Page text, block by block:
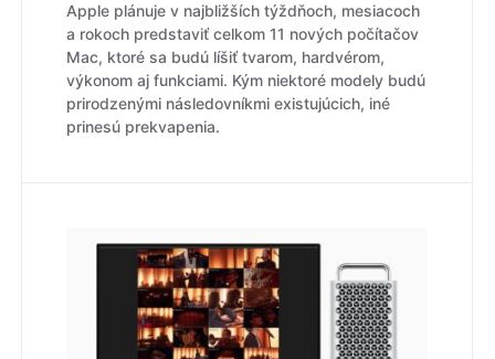
Apple plánuje v najbližších týždňoch, mesiacoch
a rokoch predstaviť celkom 11 nových počítačov
Mac, ktoré sa budú líšiť tvarom, hardvérom,
výkonom aj funkciami. Kým niektoré modely budú
prirodzenými následovníkmi existujúcich, iné
prinesú prekvapenia.